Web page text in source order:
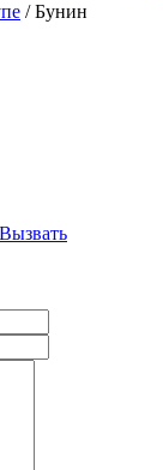
/ Бунин
Вызвать